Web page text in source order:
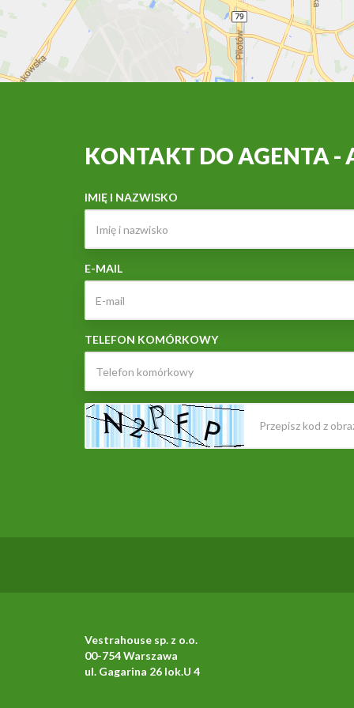
KONTAKT DO AGENTA -
IMIĘ I NAZWISKO
E-MAIL
TELEFON KOMÓRKOWY
Vestrahouse sp. z o.o.
00-754 Warszawa
ul. Gagarina 26 lok.U 4